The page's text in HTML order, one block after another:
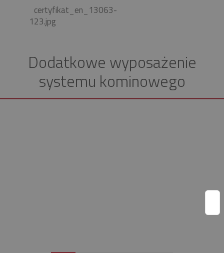
certyfikat_en_13063-
123.jpg
Dodatkowe wyposażenie
systemu kominowego